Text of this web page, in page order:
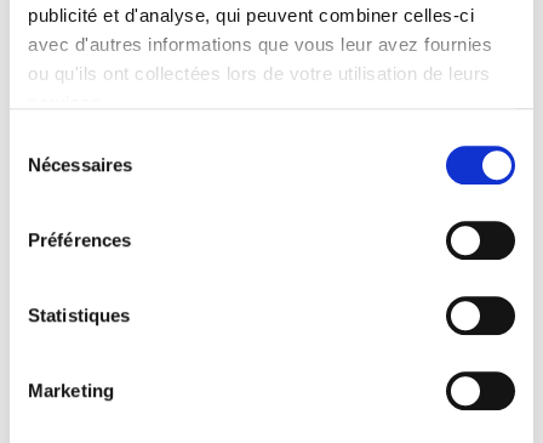
publicité et d'analyse, qui peuvent combiner celles-ci
avec d'autres informations que vous leur avez fournies
ou qu'ils ont collectées lors de votre utilisation de leurs
Nécessaires
Préférences
Statistiques
Marketing
also like to thank Marc Van Wesemael for his endless
efforts in building EURid and making it what it is today.“
Technical Manager for the Belgian registry .be. He was
responsible for that domain’s liberalisation in December
University of Leuven.
partager via